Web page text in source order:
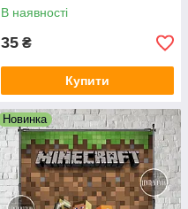
В наявності
35 ₴
Купити
Новинка